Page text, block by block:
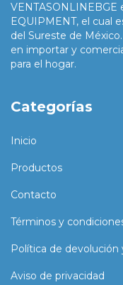
VENTASONLINEBGE
EQUIPMENT, el cual
del Sureste de
en importar y
para el hogar.
Categorías
Inicio
Productos
Contacto
Términos y
Política de devolución
Aviso de privacidad